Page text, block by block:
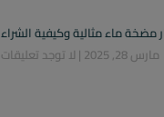
مضخة ماء مثالية وكيفية الشراء
مارس 28, 2025
لا توجد تعليقات